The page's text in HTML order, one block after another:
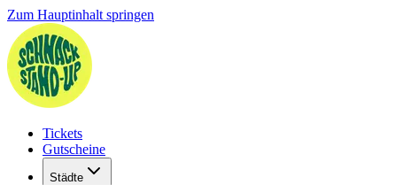
Zum Hauptinhalt springen
Tickets
Gutscheine
Städte